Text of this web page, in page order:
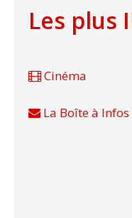
Les plus
Cinéma
La Boîte à Infos